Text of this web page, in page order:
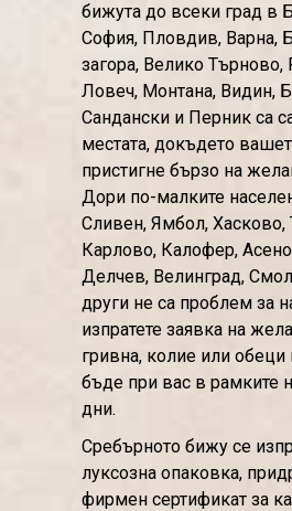
бижута до всеки град в
София, Пловдив, Варна,
загора, Велико Търново,
Ловеч, Монтана, Видин,
Сандански и Перник са
местата, докъдето
пристигне бързо на
Дори по-малките
Сливен, Ямбол,
Карлово, Калофер,
Делчев, Велинград,
други не са проблем за
изпратете заявка на
гривна, колие или
бъде при вас в рамките
дни.
Сребърното бижу се
луксозна опаковка,
фирмен сертификат за